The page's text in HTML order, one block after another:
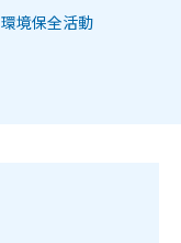
環境保全活動